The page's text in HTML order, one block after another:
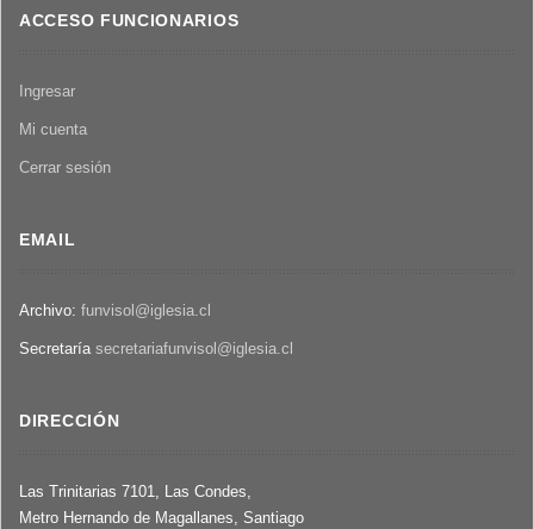
ACCESO FUNCIONARIOS
Ingresar
Mi cuenta
Cerrar sesión
EMAIL
Archivo: funvisol@iglesia.cl
Secretaría secretariafunvisol@iglesia.cl
DIRECCIÓN
Las Trinitarias 7101, Las Condes,
Metro Hernando de Magallanes, Santiago